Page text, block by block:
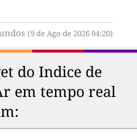
(9 de Ago de 2026 04:20)
do Indice de
em tempo real